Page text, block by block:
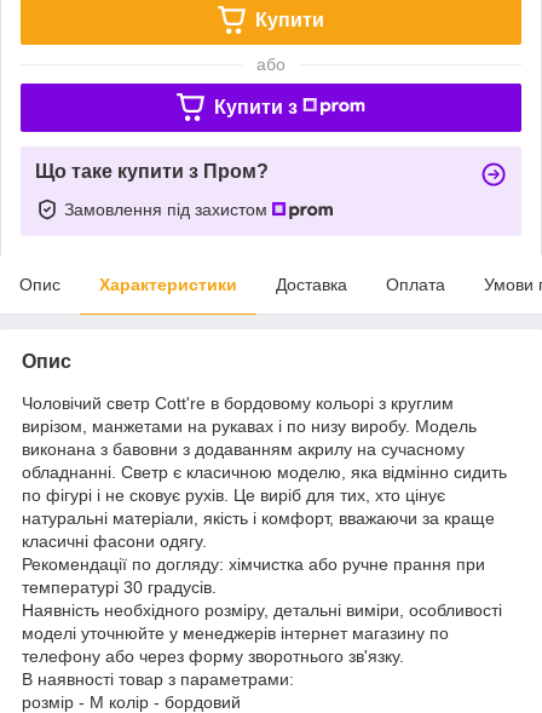
Купити
або
Купити з
Що таке купити з Пром?
Замовлення під захистом
Опис Характеристики Доставка Оплата Умови
Опис
Чоловічий светр Cott're в бордовому кольорі з круглим
вирізом, манжетами на рукавах і по низу виробу. Модель
виконана з бавовни з додаванням акрилу на сучасному
обладнанні. Светр є класичною моделю, яка відмінно сидить
по фігурі і не сковує рухів. Це виріб для тих, хто цінує
натуральні матеріали, якість і комфорт, вважаючи за краще
класичні фасони одягу.
Рекомендації по догляду: хімчистка або ручне прання при
температурі 30 градусів.
Наявність необхідного розміру, детальні виміри, особливості
моделі уточнюйте у менеджерів інтернет магазину по
телефону або через форму зворотнього зв'язку.
В наявності товар з параметрами:
розмір - M колір - бордовий